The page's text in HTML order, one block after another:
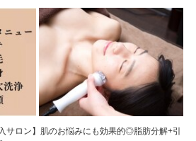
サロン】肌のお悩みにも効果的◎脂肪分解+引